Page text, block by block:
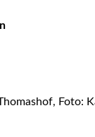
Foto: